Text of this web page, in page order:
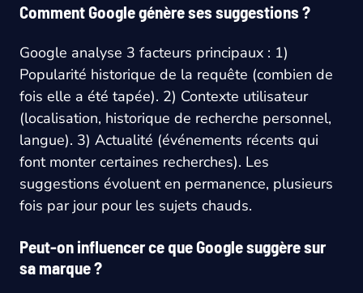
Comment Google génère ses suggestions ?
Google analyse 3 facteurs principaux : 1)
Popularité historique de la requête (combien de
fois elle a été tapée). 2) Contexte utilisateur
(localisation, historique de recherche personnel,
langue). 3) Actualité (événements récents qui
font monter certaines recherches). Les
suggestions évoluent en permanence, plusieurs
fois par jour pour les sujets chauds.
Peut-on influencer ce que Google suggère sur
sa marque ?